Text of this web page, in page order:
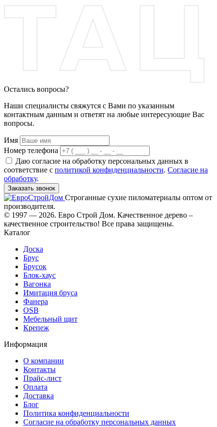
Остались вопросы?
Наши специалисты свяжутся с Вами по указанным
контактным данным и ответят на любые интересующие Вас
вопросы.
Имя
Номер телефона
Даю согласие на обработку персональных данных в
соответствие с политикой конфиденциальности. Согласие на
обработку.
Заказать звонок
Строганные сухие пиломатериалы оптом от
производителя.
© 1997 — 2026. Евро Строй Дом. Качественное дерево –
качественное строительство! Все права защищены.
Каталог
Доска
Брус
Брусок
Блок-хаус
Вагонка
Имитация бруса
Фанера
OSB
Мебельный щит
Крепеж
Информация
О компании
Контакты
Прайс-лист
Оплата
Доставка
Блог
Политика конфиденциальности
Согласие на обработку персональных данных